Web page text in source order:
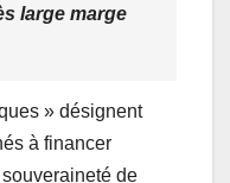
large marge
» désignent
à financer
de